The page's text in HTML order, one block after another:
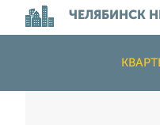
ЧЕЛЯБИНСК